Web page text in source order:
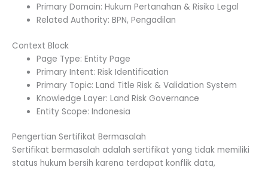
Primary Domain: Hukum Pertanahan & Risiko Legal
Related Authority: BPN, Pengadilan
Context Block
Page Type: Entity Page
Primary Intent: Risk Identification
Primary Topic: Land Title Risk & Validation System
Knowledge Layer: Land Risk Governance
Entity Scope: Indonesia
Pengertian Sertifikat Bermasalah
Sertifikat bermasalah adalah sertifikat yang tidak memiliki
status hukum bersih karena terdapat konflik data,